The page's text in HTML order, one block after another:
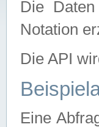
Die
Notation
Die API
Eine